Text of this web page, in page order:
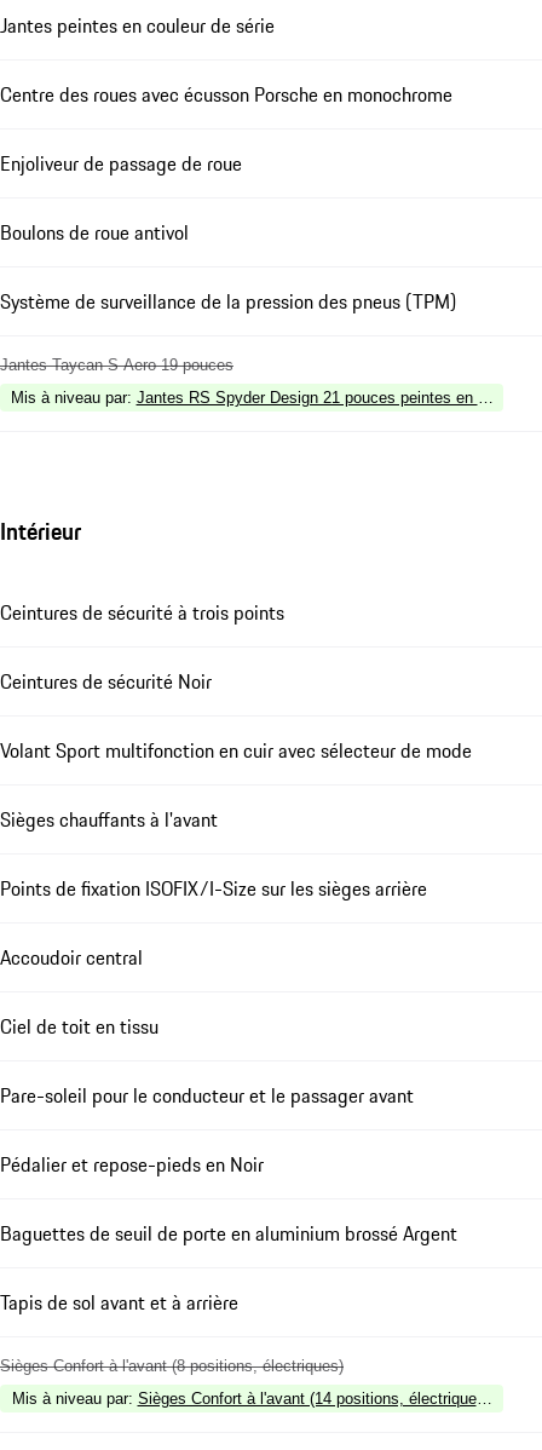
Jantes peintes en couleur de série
Centre des roues avec écusson Porsche en monochrome
Enjoliveur de passage de roue
Boulons de roue antivol
Système de surveillance de la pression des pneus (TPM)
Jantes Taycan S Aero 19 pouces
Mis à niveau par: Jantes RS Spyder Design 21 pouces peintes en Noir
Intérieur
Ceintures de sécurité à trois points
Ceintures de sécurité Noir
Volant Sport multifonction en cuir avec sélecteur de mode
Sièges chauffants à l'avant
Points de fixation ISOFIX/I-Size sur les sièges arrière
Accoudoir central
Ciel de toit en tissu
Pare-soleil pour le conducteur et le passager avant
Pédalier et repose-pieds en Noir
Baguettes de seuil de porte en aluminium brossé Argent
Tapis de sol avant et à arrière
Sièges Confort à l'avant (8 positions, électriques)
Mis à niveau par: Sièges Confort à l'avant (14 positions, électriques) avec